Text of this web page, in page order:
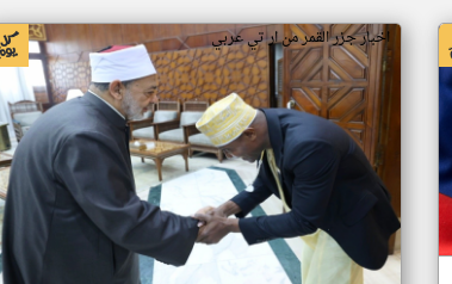
اخبار جزر القمر من ار تي عربي